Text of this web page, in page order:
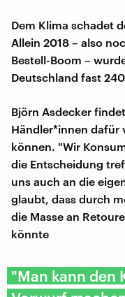
Dem Klima schadet
Allein 2018 – also
Bestell-Boom –
Deutschland fast
Björn Asdecker
Händler*innen dafür
können. "Wir
die Entscheidung
uns auch an die
glaubt, dass durch
die Masse an
könnte
"Man kann den